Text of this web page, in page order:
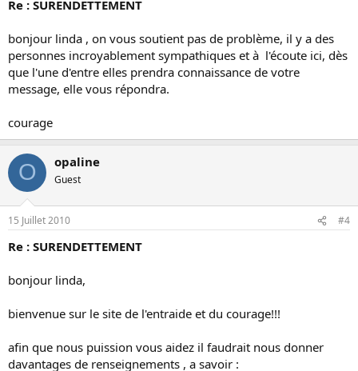
Re : SURENDETTEMENT
bonjour linda , on vous soutient pas de problème, il y a des
personnes incroyablement sympathiques et à l'écoute ici, dès
que l'une d'entre elles prendra connaissance de votre
message, elle vous répondra.
courage
O opaline
Guest
15 Juillet 2010 #4
Re : SURENDETTEMENT
bonjour linda,
bienvenue sur le site de l'entraide et du courage!!!
afin que nous puission vous aidez il faudrait nous donner
davantages de renseignements , a savoir :